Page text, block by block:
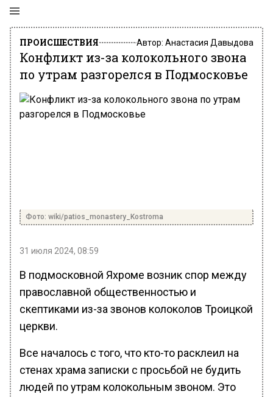
ПРОИСШЕСТВИЯ Автор: Анастасия Давыдова
Конфликт из-за колокольного звона
по утрам разгорелся в Подмосковье
Фото: wiki/patios_monastery_Kostroma
31 июля 2024, 08:59
В подмосковной Яхроме возник спор между
православной общественностью и
скептиками из-за звонов колоколов Троицкой
церкви.
Все началось с того, что кто-то расклеил на
стенах храма записки с просьбой не будить
людей по утрам колокольным звоном. Это